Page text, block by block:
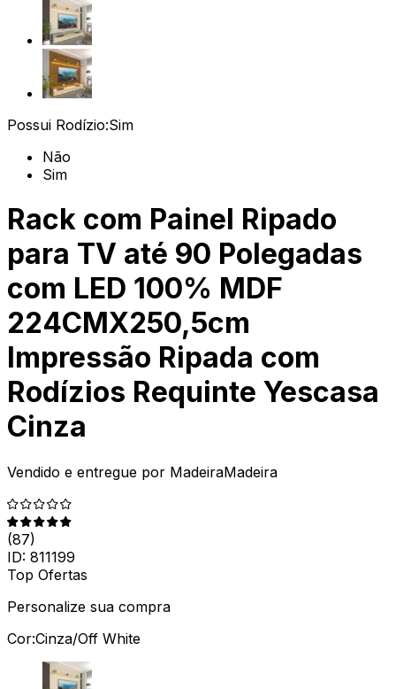
Possui Rodízio:Sim
Não
Sim
Rack com Painel Ripado
para TV até 90 Polegadas
com LED 100% MDF
224CMX250,5cm
Impressão Ripada com
Rodízios Requinte Yescasa
Cinza
Vendido e entregue por MadeiraMadeira
(87)
ID: 811199
Top Ofertas
Personalize sua compra
Cor:Cinza/Off White